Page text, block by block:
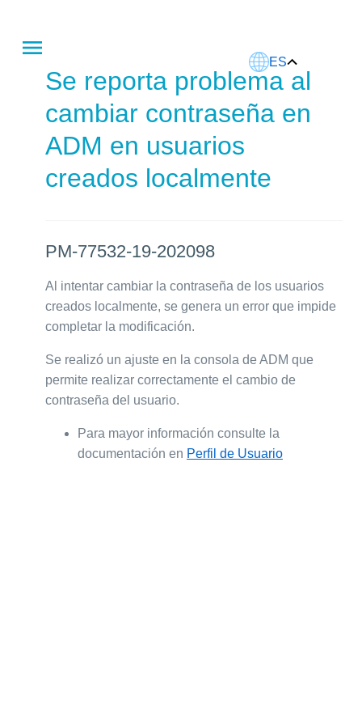
ES
Se reporta problema al
cambiar contraseña en
ADM en usuarios
creados localmente
PM-77532-19-202098
Al intentar cambiar la contraseña de los usuarios
creados localmente, se genera un error que impide
completar la modificación.
Se realizó un ajuste en la consola de ADM que
permite realizar correctamente el cambio de
contraseña del usuario.
Para mayor información consulte la
documentación en Perfil de Usuario